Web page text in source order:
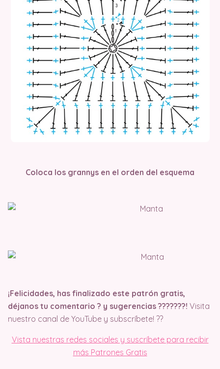
Coloca los grannys en el orden del esquema
¡Felicidades, has finalizado este patrón gratis,
déjanos tu comentario ? y sugerencias ??‍?​​??​??​! Visita
nuestro canal de YouTube y subscríbete! ??
Vista nuestras redes sociales y suscríbete para recibir
más Patrones Gratis